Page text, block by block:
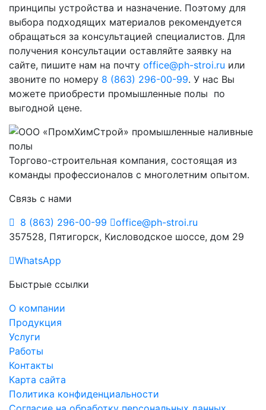
принципы устройства и назначение. Поэтому для
выбора подходящих материалов рекомендуется
обращаться за консультацией специалистов. Для
получения консультации оставляйте заявку на
сайте, пишите нам на почту office@ph-stroi.ru или
звоните по номеру 8 (863) 296-00-99. У нас Вы
можете приобрести промышленные полы по
выгодной цене.
Торгово-строительная компания, состоящая из
команды профессионалов с многолетним опытом.
Связь с нами
8 (863) 296-00-99
office@ph-stroi.ru
357528, Пятигорск, Кисловодское шоссе, дом 29
WhatsApp
Быстрые ссылки
О компании
Продукция
Услуги
Работы
Контакты
Карта сайта
Политика конфиденциальности